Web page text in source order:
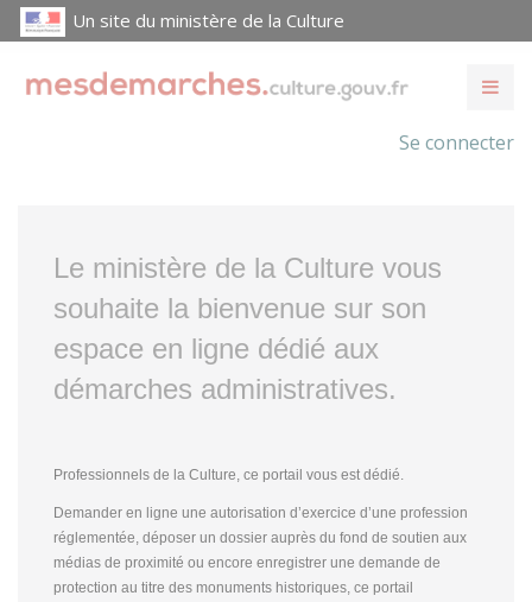
Un site du ministère de la Culture
Se connecter
Le ministère de la Culture vous
souhaite la bienvenue sur son
espace en ligne dédié aux
démarches administratives.
Professionnels de la Culture, ce portail vous est dédié.
Demander en ligne une autorisation d’exercice d’une profession
réglementée, déposer un dossier auprès du fond de soutien aux
médias de proximité ou encore enregistrer une demande de
protection au titre des monuments historiques, ce portail